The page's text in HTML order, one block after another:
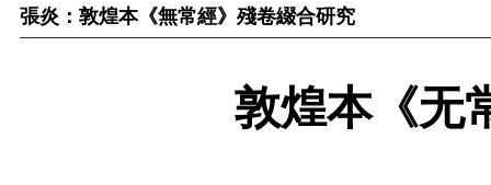
張炎：敦煌本《無常經》殘卷綴合研究
敦煌本《无